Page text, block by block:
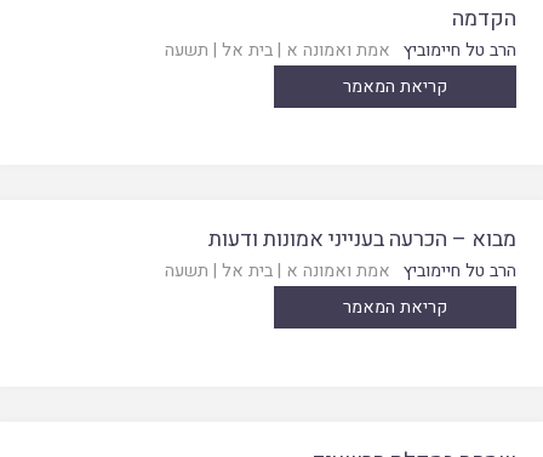
הקדמה
הרב טל חיימוביץ אמת ואמונה א |בית אל | תשעה
קריאת המאמר
מבוא – הכרעה בענייני אמונות ודעות
הרב טל חיימוביץ אמת ואמונה א |בית אל | תשעה
קריאת המאמר